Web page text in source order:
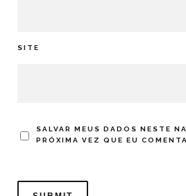
SITE
SALVAR MEUS DADOS NESTE
PRÓXIMA VEZ QUE EU